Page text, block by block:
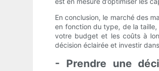
En conclusion, le marché des
en fonction du type, de la
votre budget et les coûts à
décision éclairée et investir
- Prendre une